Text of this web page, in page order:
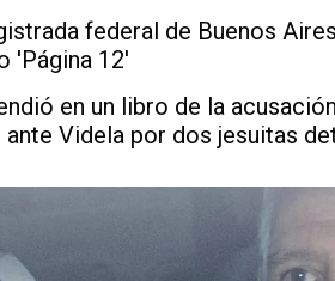
federal de Buenos
'Página 12'
en un libro de la
Videla por dos jesuitas